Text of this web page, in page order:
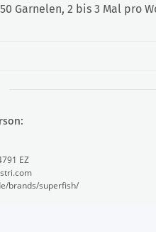
Garnelen, 2 bis 3 Mal pro
EZ
brands/superfish/